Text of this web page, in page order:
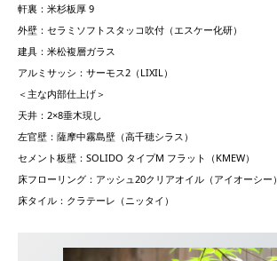
軒裏：⽶杉板厚 9
外壁：セラミソフトスタッコ吹付（エスケー化研）
建具：⽶松複層ガラス
アルミサッシ：サーモス2（LIXIL）
＜主な内部仕上げ＞
天井：2×8垂⽊現し
左官壁：薩摩中霧島壁（⾼千穂シラス）
セメント板壁：SOLIDO タイプM フラット（KMEW）
床フローリング：アッシュ20クリアオイル（アイオーシー）
床タイル：クラテーレ（ニッタイ）